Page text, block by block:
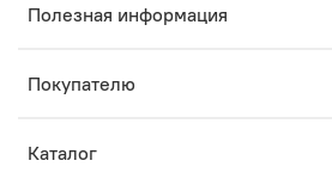
Полезная информация
Покупателю
Каталог